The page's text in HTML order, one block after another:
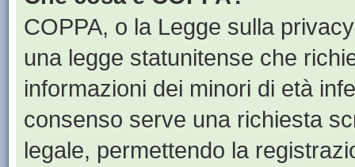
COPPA, o la Legge sulla
una legge statunitense che
informazioni dei minori di età
consenso serve una richiesta
legale, permettendo la